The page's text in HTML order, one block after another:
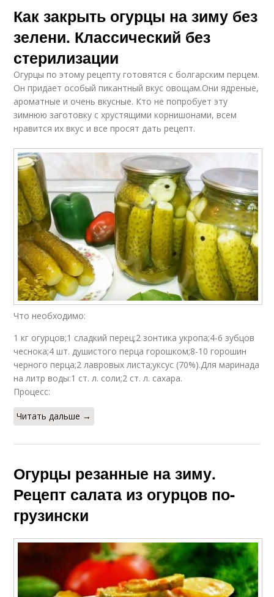
Как закрыть огурцы на зиму без
зелени. Классический без
стерилизации
Огурцы по этому рецепту готовятся с болгарским перцем.
Он придает особый пикантный вкус овощам.Они ядреные,
ароматные и очень вкусные. Кто не попробует эту
зимнюю заготовку с хрустящими корнишонами, всем
нравится их вкус и все просят дать рецепт.
Что необходимо:
1 кг огурцов;1 сладкий перец;2 зонтика укропа;4-6 зубцов
чеснока;4 шт. душистого перца горошком;8-10 горошин
черного перца;2 лавровых листа;уксус (70%).Для маринада
на литр воды:1 ст. л. соли;2 ст. л. сахара.
Процесс:
Читать дальше →
Огурцы резанные на зиму.
Рецепт салата из огурцов по-
грузински